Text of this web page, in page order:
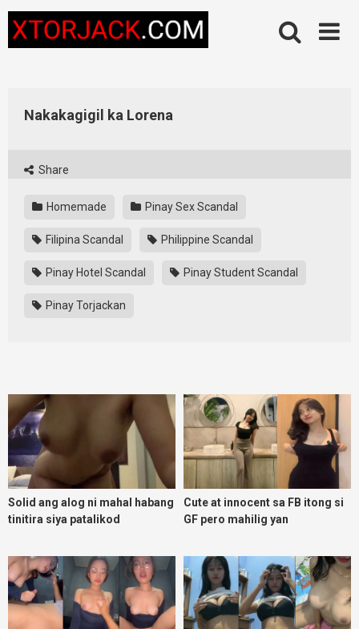
content
Nakakagigil ka Lorena
Share
Homemade Pinay Sex Scandal
Filipina Scandal Philippine Scandal
Pinay Hotel Scandal Pinay Student Scandal
Pinay Torjackan
Solid ang alog ni mahal habang
tinitira siya patalikod
Cute at innocent sa FB itong si
GF pero mahilig yan